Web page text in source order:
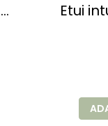
Etui
video)